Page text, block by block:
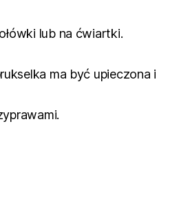
lub na ćwiartki.
ma być upieczona i